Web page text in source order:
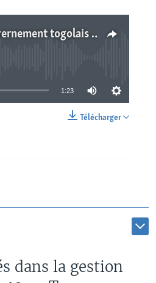
Fonds covid: le gouvernement togolais défend sa gestion
1:23
Télécharger
dans la gestion